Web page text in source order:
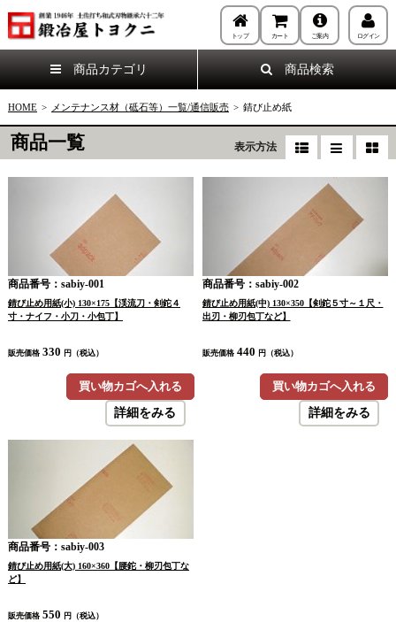
トップ カート ご案内 ログイン
商品カテゴリ 商品検索
HOME > メンテナンス材（砥石等）一覧/通信販売 > 錆び止め紙
商品一覧 表示方法
商品番号：sabiy-001
錆び止め用紙(小) 130×175【渓流刀・剣鉈４
寸・ナイフ・小刀・小包丁】
販売価格 330 円（税込）
買い物カゴへ入れる
詳細をみる
商品番号：sabiy-002
錆び止め用紙(中) 130×350【剣鉈５寸～１尺・
出刃・柳刃包丁など】
販売価格 440 円（税込）
買い物カゴへ入れる
詳細をみる
商品番号：sabiy-003
錆び止め用紙(大) 160×360【腰鉈・柳刃包丁な
ど】
販売価格 550 円（税込）